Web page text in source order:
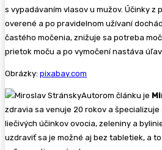
s vypadávaním vlasov u mužov. Účinky z
overené a po pravidelnom užívaní
častého močenia, znižuje sa potreba
prietok moču a po vymočení nastáva
Obrázky: pixabay.com
Autorom článku je
zdravia sa venuje 20 rokov a
liečivých účinkov ovocia, zeleniny a
uzdraviť sa je možné aj bez tabletiek, a